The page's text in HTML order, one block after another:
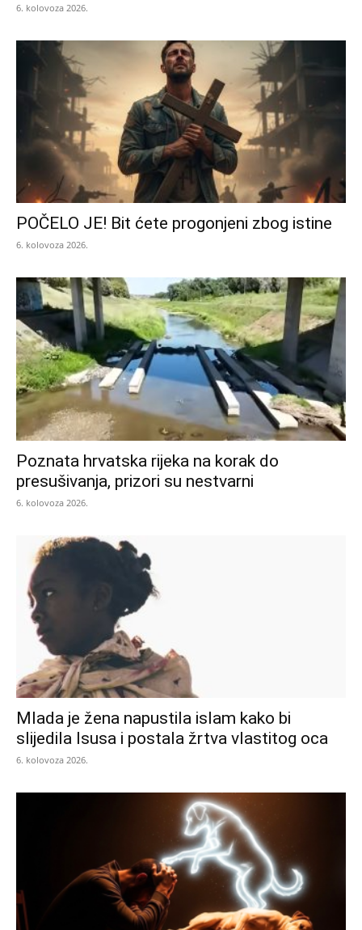
6. kolovoza 2026.
POČELO JE! Bit ćete progonjeni zbog istine
6. kolovoza 2026.
Poznata hrvatska rijeka na korak do
presušivanja, prizori su nestvarni
6. kolovoza 2026.
Mlada je žena napustila islam kako bi
slijedila Isusa i postala žrtva vlastitog oca
6. kolovoza 2026.